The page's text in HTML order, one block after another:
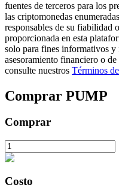
Inversión automática
fuentes de terceros para los
las criptomonedas
responsables de su fiabilidad
proporcionada en esta
solo para fines informativos y
asesoramiento financiero o
consulte nuestros Términos
Comprar PUMP
Comprar
Costo